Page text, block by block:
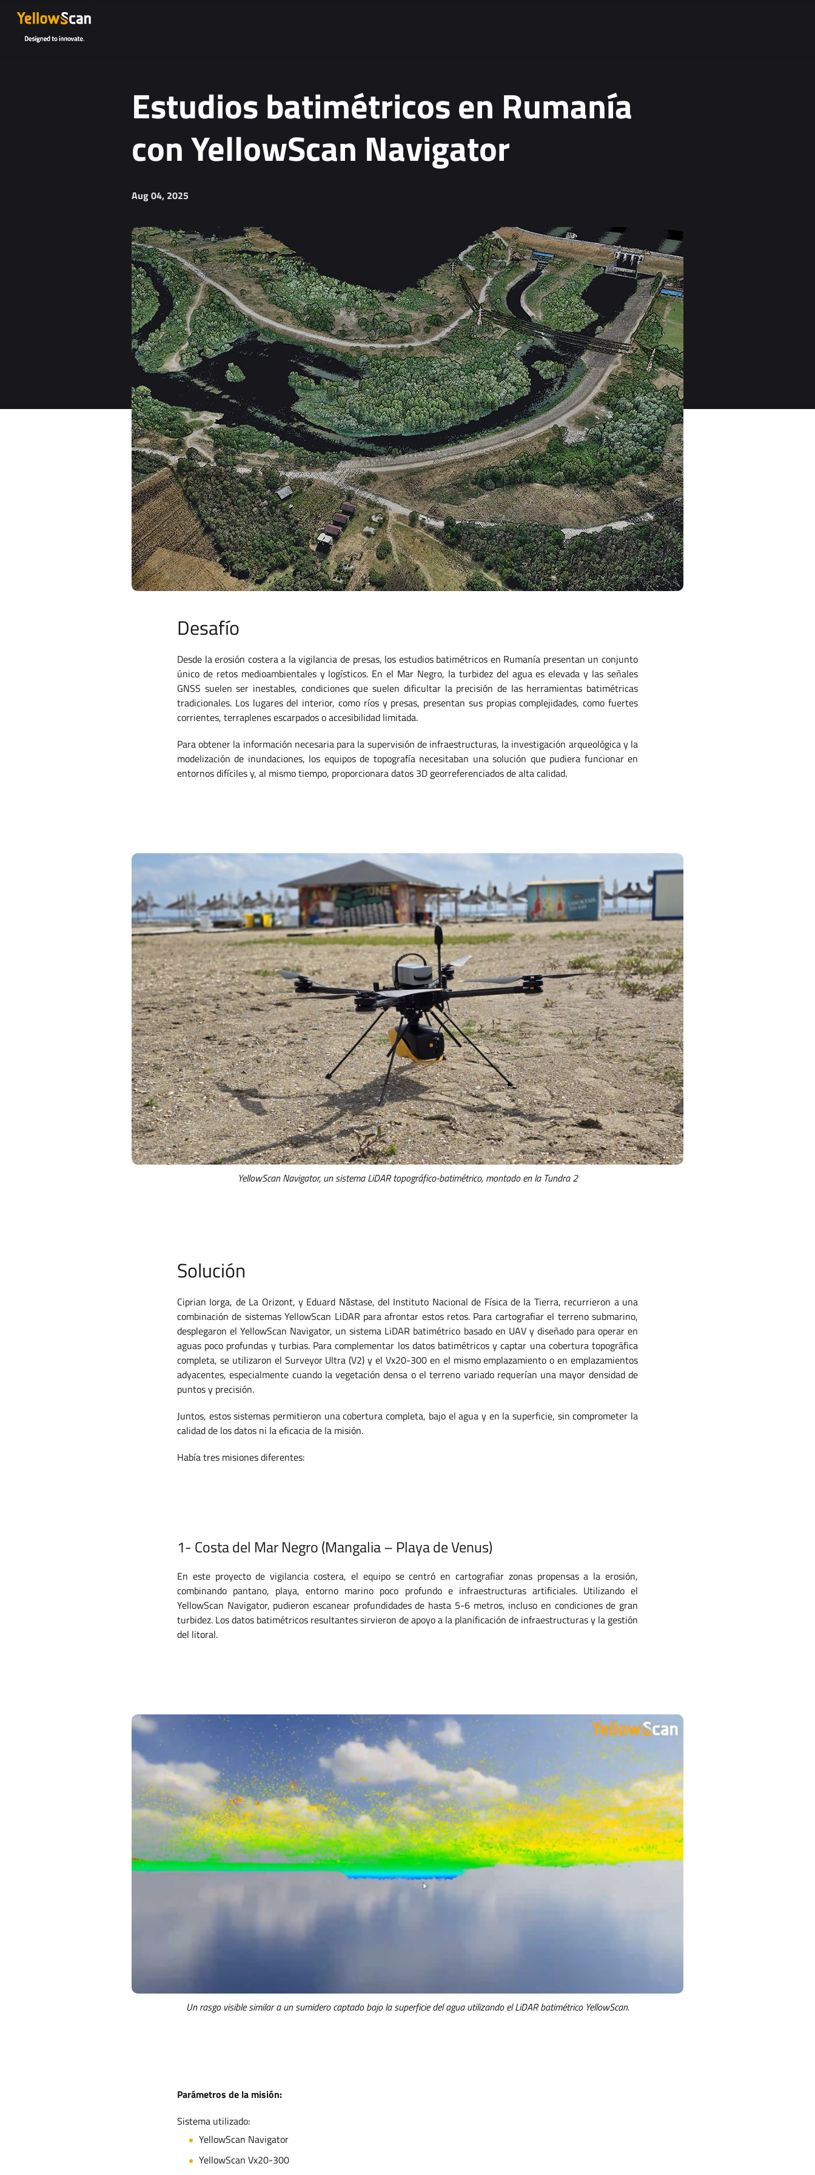
Estudios batimétricos en Rumanía
con YellowScan Navigator
Aug 04, 2025
Desafío
Desde la erosión costera a la vigilancia de presas, los estudios batimétricos en Rumanía presentan un conjunto
único de retos medioambientales y logísticos. En el Mar Negro, la turbidez del agua es elevada y las señales
GNSS suelen ser inestables, condiciones que suelen dificultar la precisión de las herramientas batimétricas
tradicionales. Los lugares del interior, como ríos y presas, presentan sus propias complejidades, como fuertes
corrientes, terraplenes escarpados o accesibilidad limitada.
Para obtener la información necesaria para la supervisión de infraestructuras, la investigación arqueológica y la
modelización de inundaciones, los equipos de topografía necesitaban una solución que pudiera funcionar en
entornos difíciles y, al mismo tiempo, proporcionara datos 3D georreferenciados de alta calidad.
YellowScan Navigator, un sistema LiDAR topográfico-batimétrico, montado en la Tundra 2
Solución
Ciprian Iorga, de La Orizont, y Eduard Năstase, del Instituto Nacional de Física de la Tierra, recurrieron a una
combinación de sistemas YellowScan LiDAR para afrontar estos retos. Para cartografiar el terreno submarino,
desplegaron el YellowScan Navigator, un sistema LiDAR batimétrico basado en UAV y diseñado para operar en
aguas poco profundas y turbias. Para complementar los datos batimétricos y captar una cobertura topográfica
completa, se utilizaron el Surveyor Ultra (V2) y el Vx20-300 en el mismo emplazamiento o en emplazamientos
adyacentes, especialmente cuando la vegetación densa o el terreno variado requerían una mayor densidad de
puntos y precisión.
Juntos, estos sistemas permitieron una cobertura completa, bajo el agua y en la superficie, sin comprometer la
calidad de los datos ni la eficacia de la misión.
Había tres misiones diferentes:
1- Costa del Mar Negro (Mangalia – Playa de Venus)
En este proyecto de vigilancia costera, el equipo se centró en cartografiar zonas propensas a la erosión,
combinando pantano, playa, entorno marino poco profundo e infraestructuras artificiales. Utilizando el
YellowScan Navigator, pudieron escanear profundidades de hasta 5-6 metros, incluso en condiciones de gran
turbidez. Los datos batimétricos resultantes sirvieron de apoyo a la planificación de infraestructuras y la gestión
del litoral.
Un rasgo visible similar a un sumidero captado bajo la superficie del agua utilizando el LiDAR batimétrico YellowScan.
Parámetros de la misión:
Sistema utilizado:
YellowScan Navigator
YellowScan Vx20-300
Project details or questions (optional)
I agree to receive YellowScan's newsletter.
You can unsubscribe at any time. For more information, see our